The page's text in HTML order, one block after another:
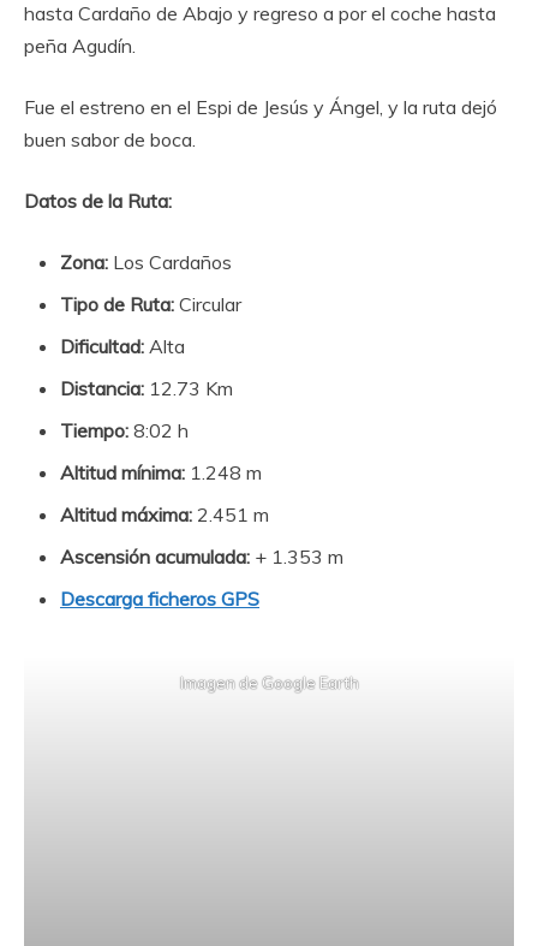
hasta Cardaño de Abajo y regreso a por el coche hasta
peña Agudín.
Fue el estreno en el Espi de Jesús y Ángel, y la ruta dejó
buen sabor de boca.
Datos de la Ruta:
Zona: Los Cardaños
Tipo de Ruta: Circular
Dificultad: Alta
Distancia: 12.73 Km
Tiempo: 8:02 h
Altitud mínima: 1.248 m
Altitud máxima: 2.451 m
Ascensión acumulada: + 1.353 m
Descarga ficheros GPS
Imagen de Google Earth